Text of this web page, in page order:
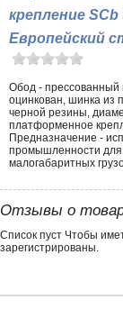
крепление SCb
Европейский
Обод - прессованный
оцинкован, шинка из
черной резины,
платформенное
Предназначение -
промышленности
малогабаритных
Отзывы о
Список пуст Чтобы
зарегистрированы.